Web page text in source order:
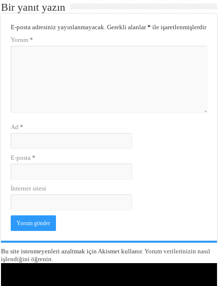
Bir yanıt yazın
E-posta adresiniz yayınlanmayacak. Gerekli alanlar* ile işaretlenmişlerdir
Yorum*
Ad*
E-posta*
İnternet sitesi
Bu site istenmeyenleri azaltmak için Akismet kullanır.Yorum verilerinizin nasıl
işlendiğini öğrenin.